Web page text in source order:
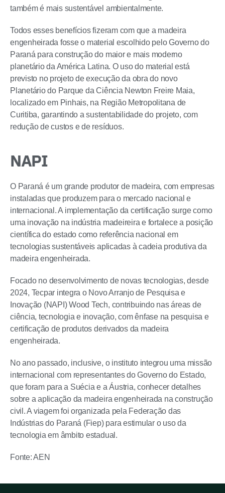
também é mais sustentável ambientalmente.
Todos esses benefícios fizeram com que a madeira
engenheirada fosse o material escolhido pelo Governo do
Paraná para construção do maior e mais moderno
planetário da América Latina. O uso do material está
previsto no projeto de execução da obra do novo
Planetário do Parque da Ciência Newton Freire Maia,
localizado em Pinhais, na Região Metropolitana de
Curitiba, garantindo a sustentabilidade do projeto, com
redução de custos e de resíduos.
NAPI
O Paraná é um grande produtor de madeira, com empresas
instaladas que produzem para o mercado nacional e
internacional. A implementação da certificação surge como
uma inovação na indústria madeireira e fortalece a posição
científica do estado como referência nacional em
tecnologias sustentáveis aplicadas à cadeia produtiva da
madeira engenheirada.
Focado no desenvolvimento de novas tecnologias, desde
2024, Tecpar integra o Novo Arranjo de Pesquisa e
Inovação (NAPI) Wood Tech, contribuindo nas áreas de
ciência, tecnologia e inovação, com ênfase na pesquisa e
certificação de produtos derivados da madeira
engenheirada.
No ano passado, inclusive, o instituto integrou uma missão
internacional com representantes do Governo do Estado,
que foram para a Suécia e a Áustria, conhecer detalhes
sobre a aplicação da madeira engenheirada na construção
civil. A viagem foi organizada pela Federação das
Indústrias do Paraná (Fiep) para estimular o uso da
tecnologia em âmbito estadual.
Fonte: AEN